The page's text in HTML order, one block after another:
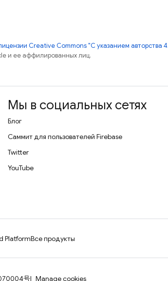
Creative Commons "С указанием авторства
и ее аффилированных лиц.
Мы в социальных сетях
Блог
Саммит для пользователей Firebase
Twitter
YouTube
PlatformВсе продукты
号 Manage cookies